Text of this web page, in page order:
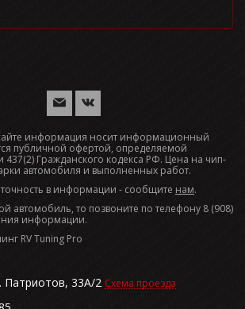
информация носит информационный
публичной офертой, определяемой
Гражданского кодекса РФ. Цена на чип-
автомобиля и выполненных работ.
в информации - сообщите нам.
автомобиль, то позвоните по телефону 8 (908)
информации.
RV Tuning Pro
Патриотов, 33А/2 Схема проезда